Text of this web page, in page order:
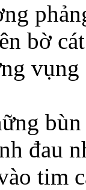
bờ
vụng
đau
tim